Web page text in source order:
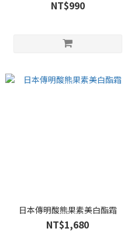
NT$990
日本傳明酸熊果素美白酯霜
NT$1,680